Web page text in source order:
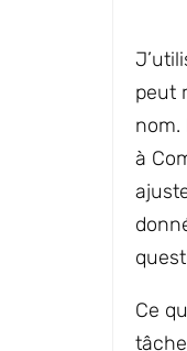
peut
nom.
à
Ce